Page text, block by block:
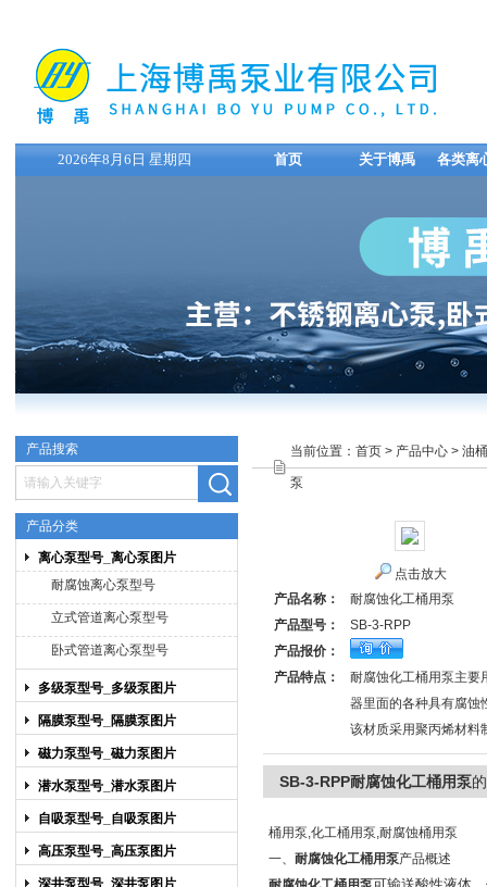
上海博禹泵业有限公司
2026年8月6日 星期四 首页 关于博禹 各类离
产品搜索
产品分类
离心泵型号_离心泵图片
耐腐蚀离心泵型号
立式管道离心泵型号
卧式管道离心泵型号
多级泵型号_多级泵图片
隔膜泵型号_隔膜泵图片
磁力泵型号_磁力泵图片
潜水泵型号_潜水泵图片
自吸泵型号_自吸泵图片
高压泵型号_高压泵图片
深井泵型号_深井泵图片
当前位置： 首页 > 产品中心 > 油
泵
点击放大
产品名称：
耐腐蚀化工桶用泵
产品型号：
SB-3-RPP
产品报价：
产品特点：
耐腐蚀化工桶用泵主要
器里面的各种具有腐蚀
该材质采用聚丙烯材料
SB-3-RPP耐腐蚀化工桶用泵
桶用泵,化工桶用泵,耐腐蚀桶用泵
一、 耐腐蚀化工桶用泵产品概述